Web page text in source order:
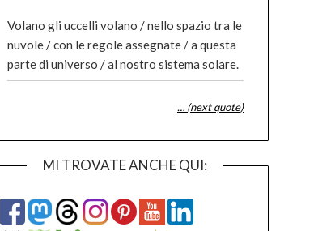
Volano gli uccelli volano / nello spazio tra le
nuvole / con le regole assegnate / a questa
parte di universo / al nostro sistema solare.
… (next quote)
MI TROVATE ANCHE QUI: